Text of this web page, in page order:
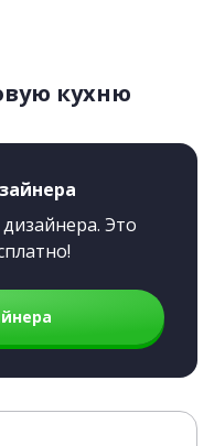
кухню
Это